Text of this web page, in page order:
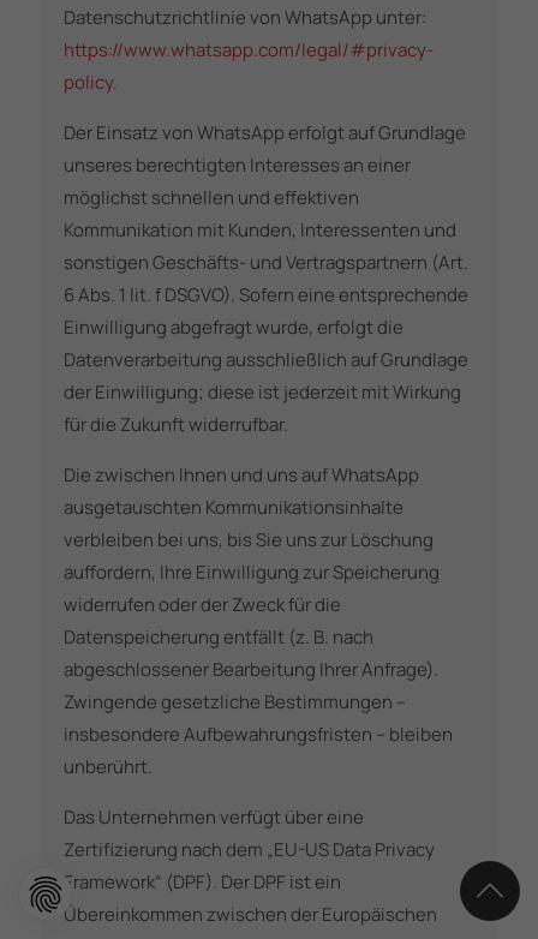
Datenschutzrichtlinie von WhatsApp unter:
https://www.whatsapp.com/legal/#privacy-
policy.
Der Einsatz von WhatsApp erfolgt auf Grundlage
unseres berechtigten Interesses an einer
möglichst schnellen und effektiven
Kommunikation mit Kunden, Interessenten und
sonstigen Geschäfts- und Vertragspartnern (Art.
6 Abs. 1 lit. f DSGVO). Sofern eine entsprechende
Einwilligung abgefragt wurde, erfolgt die
Datenverarbeitung ausschließlich auf Grundlage
der Einwilligung; diese ist jederzeit mit Wirkung
für die Zukunft widerrufbar.
Die zwischen Ihnen und uns auf WhatsApp
ausgetauschten Kommunikationsinhalte
verbleiben bei uns, bis Sie uns zur Löschung
auffordern, Ihre Einwilligung zur Speicherung
widerrufen oder der Zweck für die
Datenspeicherung entfällt (z. B. nach
abgeschlossener Bearbeitung Ihrer Anfrage).
Zwingende gesetzliche Bestimmungen –
insbesondere Aufbewahrungsfristen – bleiben
unberührt.
Das Unternehmen verfügt über eine
Zertifizierung nach dem „EU-US Data Privacy
Framework“ (DPF). Der DPF ist ein
Übereinkommen zwischen der Europäischen